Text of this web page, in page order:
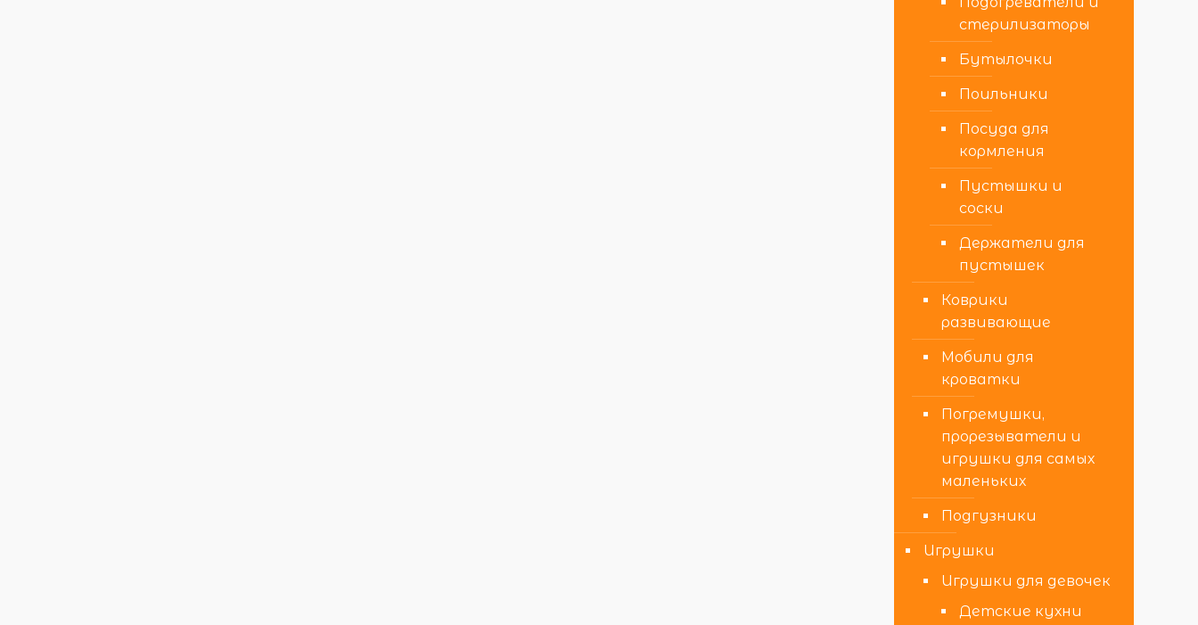
стерилизаторы
Бутылочки
Поильники
Посуда для
кормления
Пустышки и
соски
Держатели для
пустышек
Коврики
развивающие
Мобили для
кроватки
Погремушки,
прорезыватели и
игрушки для самых
маленьких
Подгузники
Игрушки
Игрушки для девочек
Детские кухни